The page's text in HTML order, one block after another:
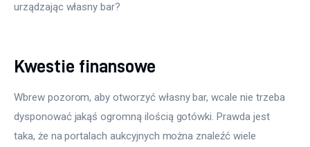
urządzając własny bar?
Kwestie finansowe
Wbrew pozorom, aby otworzyć własny bar, wcale nie trzeba
dysponować jakąś ogromną ilością gotówki. Prawda jest
taka, że na portalach aukcyjnych można znaleźć wiele